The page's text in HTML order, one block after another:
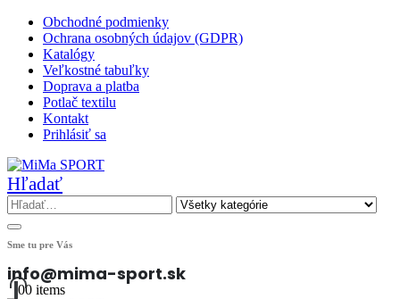
Obchodné podmienky
Ochrana osobných údajov (GDPR)
Katalógy
Veľkostné tabuľky
Doprava a platba
Potlač textilu
Kontakt
Prihlásiť sa
Hľadať
Sme tu pre Vás
info@mima-sport.sk
00 items